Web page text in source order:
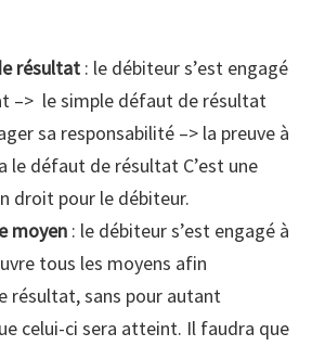
résultat : le débiteur s’est engagé
–> le simple défaut de résultat
sa responsabilité –> la preuve à
le défaut de résultat C’est une
droit pour le débiteur.
moyen: le débiteur s’est engagé à
tous les moyens afin
résultat, sans pour autant
celui-ci sera atteint. Il faudra que